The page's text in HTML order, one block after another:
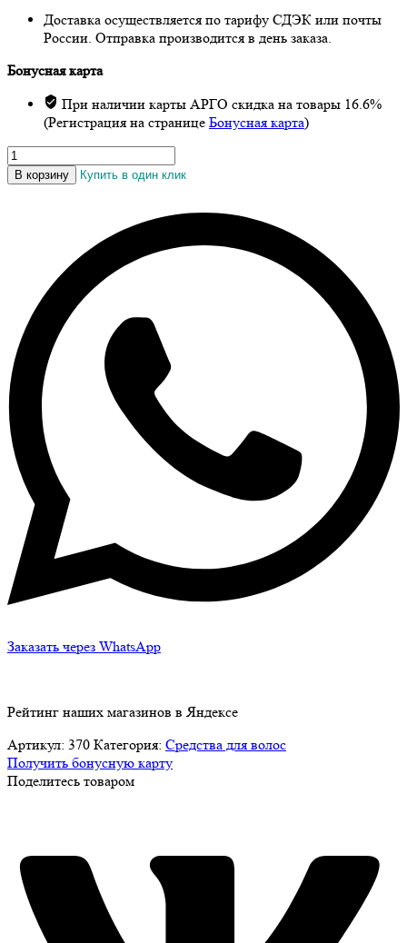
Доставка осуществляется по тарифу СДЭК или почты
России. Отправка производится в день заказа.
Бонусная карта
При наличии карты АРГО скидка на товары 16.6%
(Регистрация на странице Бонусная карта)
Количество
товара
Шампунь-
крапивы
В корзину Купить в один клик
Заказать через WhatsApp
Рейтинг наших магазинов в Яндексе
Артикул: 370 Категория: Средства для волос
Получить бонусную карту
Поделитесь товаром